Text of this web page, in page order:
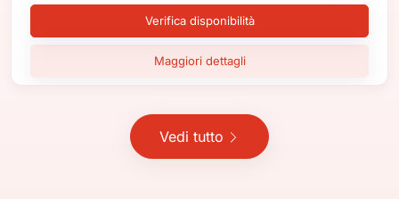
Verifica disponibilità
Maggiori dettagli
Vedi tutto